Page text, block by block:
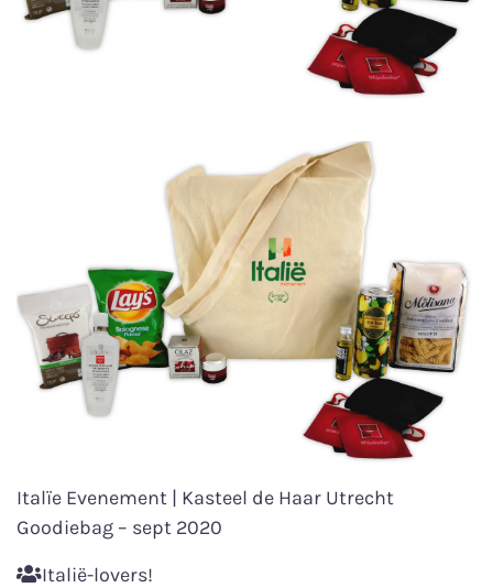
Italïe Evenement | Kasteel de Haar Utrecht
Goodiebag – sept 2020
Italië-lovers!